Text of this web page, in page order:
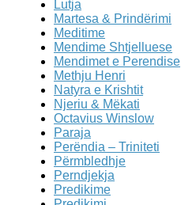
Lutja
Martesa & Prindërimi
Meditime
Mendime Shtjelluese
Mendimet e Perendise
Methju Henri
Natyra e Krishtit
Njeriu & Mëkati
Octavius Winslow
Paraja
Perëndia – Triniteti
Përmbledhje
Perndjekja
Predikime